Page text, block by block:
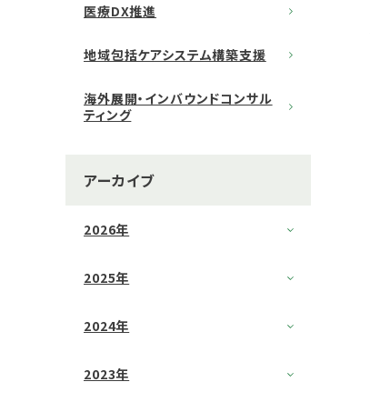
医療DX推進
地域包括ケアシステム構築支援
海外展開・インバウンドコンサル
ティング
アーカイブ
2026年
2025年
2024年
2023年